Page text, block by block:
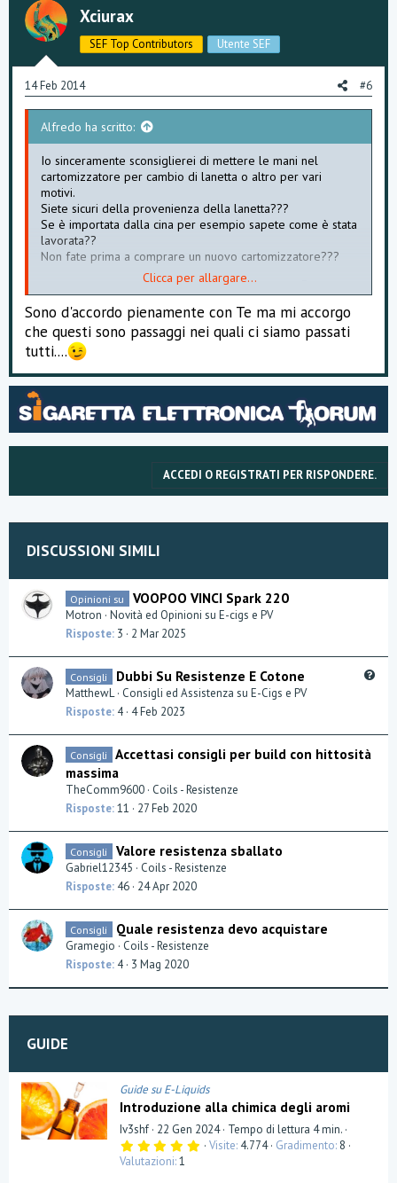
Xciurax
SEF Top Contributors Utente SEF
14 Feb 2014 #6
Alfredo ha scritto:
Io sinceramente sconsiglierei di mettere le mani nel
cartomizzatore per cambio di lanetta o altro per vari
motivi.
Siete sicuri della provenienza della lanetta???
Se è importata dalla cina per esempio sapete come è stata
lavorata??
Non fate prima a comprare un nuovo cartomizzatore???
Ve lo coniglio
o meglio ve lo consiglio...
Per quel che costa, fate prima a prenderne uno nuovo
senza troppi pensieri....
Clicca per allargare...
Sono d'accordo pienamente con Te ma mi accorgo
che questi sono passaggi nei quali ci siamo passati
tutti....
ACCEDI O REGISTRATI PER RISPONDERE.
DISCUSSIONI SIMILI
Opinioni su VOOPOO VINCI Spark 220
Motron Novità ed Opinioni su E-cigs e PV
Risposte 3 2 Mar 2025
Consigli Dubbi Su Resistenze E Cotone
MatthewL Consigli ed Assistenza su E-Cigs e PV
Risposte 4 4 Feb 2023
Consigli
Accettasi consigli per build con hittosità
massima
TheComm9600 Coils - Resistenze
Risposte 11 27 Feb 2020
Consigli Valore resistenza sballato
Gabriel12345
Coils - Resistenze
Risposte 46 24 Apr 2020
Consigli Quale resistenza devo acquistare
Gramegio
Coils - Resistenze
Risposte 4 3 Mag 2020
GUIDE
Guide su E-Liquids
Introduzione alla chimica degli aromi
Iv3shf 22 Gen 2024 Tempo di lettura 4 min.
5 Visite 4.774 Gradimento 8
Valutazioni 1